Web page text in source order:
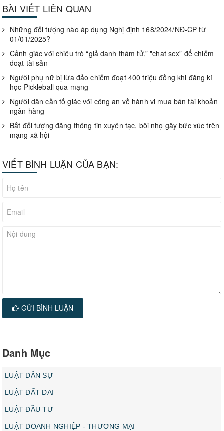
BÀI VIẾT LIÊN QUAN
Những đối tượng nào áp dụng Nghị định 168/2024/NĐ-CP từ
01/01/2025?
Cảnh giác với chiêu trò “giả danh thám tử,” "chat sex” để chiếm
đoạt tài sản
Người phụ nữ bị lừa đảo chiếm đoạt 400 triệu đồng khi đăng kí
học Pickleball qua mạng
Người dân cần tố giác với công an về hành vi mua bán tài khoản
ngân hàng
Bắt đối tượng đăng thông tin xuyên tạc, bôi nhọ gây bức xúc trên
mạng xã hội
VIẾT BÌNH LUẬN CỦA BẠN:
GỬI BÌNH LUẬN
Danh Mục
LUẬT DÂN SỰ
LUẬT ĐẤT ĐAI
LUẬT ĐẦU TƯ
LUẬT DOANH NGHIỆP - THƯƠNG MẠI